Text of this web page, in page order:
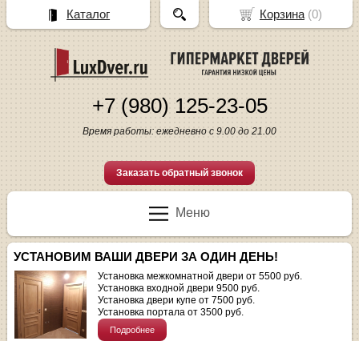
+7 (980) 125-23-05
Время работы: ежедневно с 9.00 до 21.00
Заказать обратный звонок
Меню
УСТАНОВИМ ВАШИ ДВЕРИ ЗА ОДИН ДЕНЬ!
Установка межкомнатной двери от 5500 руб.
Установка входной двери 9500 руб.
Установка двери купе от 7500 руб.
Установка портала от 3500 руб.
Подробнее
Корзина(0)
Каталог